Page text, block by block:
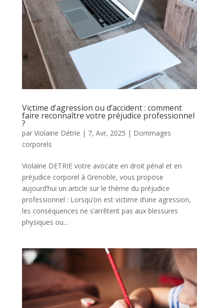
Victime d’agression ou d’accident : comment
faire reconnaître votre préjudice professionnel
?
par Violaine Détrie | 7, Avr, 2025 | Dommages
corporels
Violaine DETRIE votre avocate en droit pénal et en
préjudice corporel à Grenoble, vous propose
aujourd’hui un article sur le thème du préjudice
professionnel : Lorsqu’on est victime d’une agression,
les conséquences ne s’arrêtent pas aux blessures
physiques ou...